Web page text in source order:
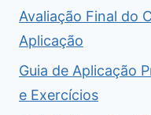
Avaliação Final do
Aplicação
Guia de Aplicação
e Exercícios